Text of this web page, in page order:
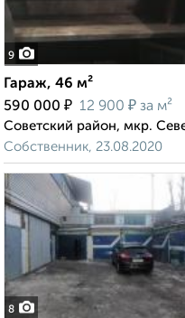
9
Гараж, 46 м²
590 000 ₽ 12 900 ₽ за м²
Советский район, мкр.
Собственник, 23.08.2020
8